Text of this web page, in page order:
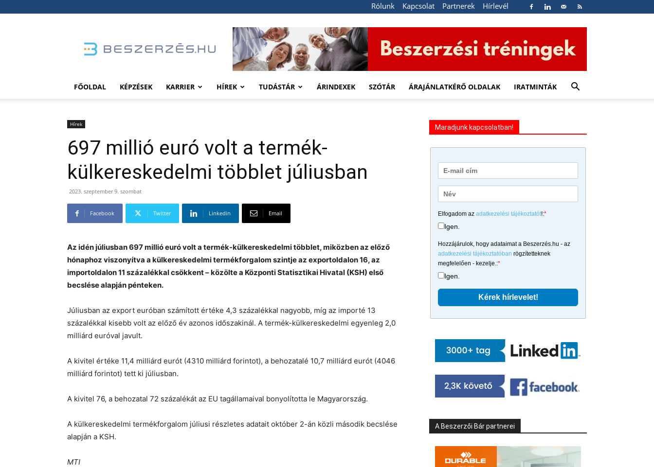
Rólunk Kapcsolat Partnerek Hírlevél
FŐOLDAL KÉPZÉSEK KARRIER HÍREK TUDÁSTÁR ÁRINDEXEK SZÓTÁR ÁRAJÁNLATKÉRŐ OLDALAK IRATMINTÁK
Hírek
697 millió euró volt a termék-
külkereskedelmi többlet júliusban
2023. szeptember 9. szombat
Facebook Twitter Linkedin Email
Az idén júliusban 697 millió euró volt a termék-külkereskedelmi többlet, miközben az előző
hónaphoz viszonyítva a külkereskedelmi termékforgalom szintje az exportoldalon 16, az
importoldalon 11 százalékkal csökkent – közölte a Központi Statisztikai Hivatal (KSH) első
becslése alapján pénteken.
Júliusban az export euróban számított értéke 4,3 százalékkal nagyobb, míg az importé 13
százalékkal kisebb volt az előző év azonos időszakinál. A termék-külkereskedelmi egyenleg 2,0
milliárd euróval javult.
A kivitel értéke 11,4 milliárd eurót (4310 milliárd forintot), a behozatalé 10,7 milliárd eurót (4046
milliárd forintot) tett ki júliusban.
A kivitel 76, a behozatal 72 százalékát az EU tagállamaival bonyolította le Magyarország.
A külkereskedelmi termékforgalom júliusi részletes adatait október 2-án közli második becslése
alapján a KSH.
MTI
Maradjunk kapcsolatban!
Elfogadom az adatkezelési tájékoztatót!:*
Igen.
Hozzájárulok, hogy adataimat a Beszerzés.hu - az
adatkezelési tájékoztatóban rögzítetteknek
megfelelően - kezelje.:*
Igen.
A Beszerzői Bár partnerei